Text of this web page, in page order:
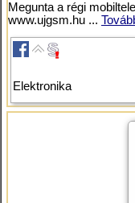
Megunta a régi
www.ujgsm.hu ...
Elektronika